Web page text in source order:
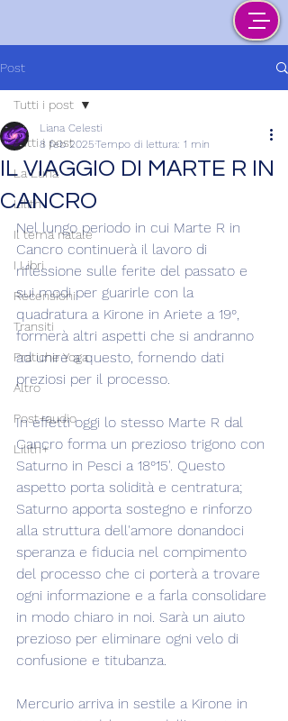
Post
Tutti i post
La Luna
Lilith
Il tema natale
I Libri
Recensioni
Transiti
Pratiche Yoga
Altro
Post+audio
Lilith+
Tutti i post
IL VIAGGIO DI MARTE R IN
CANCRO
Liana Celesti
8 feb 2025Tempo di lettura: 1 min
Nel lungo periodo in cui Marte R in
Cancro continuerà il lavoro di
riflessione sulle ferite del passato e
sui modi per guarirle con la
quadratura a Kirone in Ariete a 19°,
formerà altri aspetti che si andranno
ad unire a questo, fornendo dati
preziosi per il processo.
In effetti oggi lo stesso Marte R dal
Cancro forma un prezioso trigono con
Saturno in Pesci a 18°15'. Questo
aspetto porta solidità e centratura;
Saturno apporta sostegno e rinforzo
alla struttura dell'amore donandoci
speranza e fiducia nel compimento
del processo che ci porterà a trovare
ogni informazione e a farla consolidare
in modo chiaro in noi. Sarà un aiuto
prezioso per eliminare ogni velo di
confusione e titubanza.
Mercurio arriva in sestile a Kirone in